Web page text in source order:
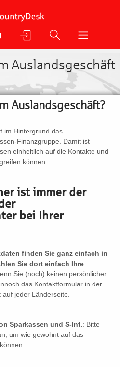
Auslandsgeschäft
Auslandsgeschäft?
im Hintergrund das
Finanzgruppe. Damit ist
einheitlich auf die Kontakte und
können.
ist immer der
bei Ihrer
finden Sie ganz einfach in
Sie dort einfach Ihre
Sie (noch) keinen persönlichen
das Kontaktformular in der
jeder Länderseite.
Sparkassen und S-Int.: Bitte
um wie gewohnt auf das